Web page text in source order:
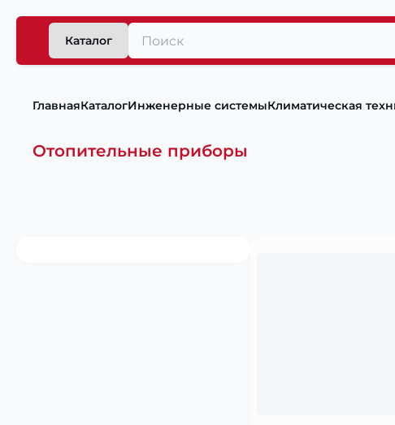
Каталог
ГлавнаяКаталогИнженерные системыКлиматическая
Отопительные приборы